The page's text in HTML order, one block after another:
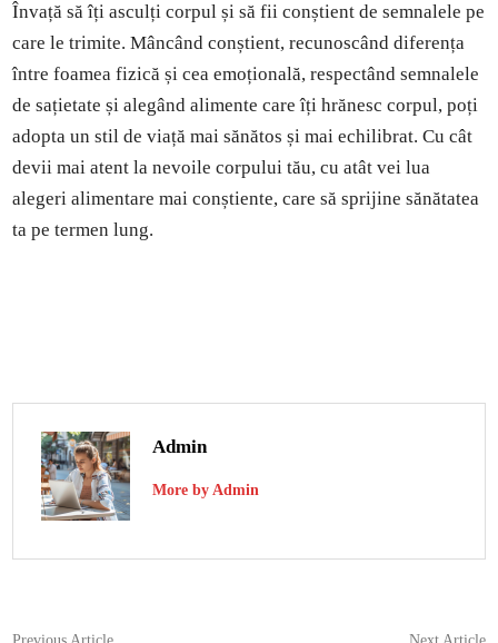
Învață să îți asculți corpul și să fii conștient de semnalele pe
care le trimite. Mâncând conștient, recunoscând diferența
între foamea fizică și cea emoțională, respectând semnalele
de sațietate și alegând alimente care îți hrănesc corpul, poți
adopta un stil de viață mai sănătos și mai echilibrat. Cu cât
devii mai atent la nevoile corpului tău, cu atât vei lua
alegeri alimentare mai conștiente, care să sprijine sănătatea
ta pe termen lung.
Admin
More by Admin
Previous